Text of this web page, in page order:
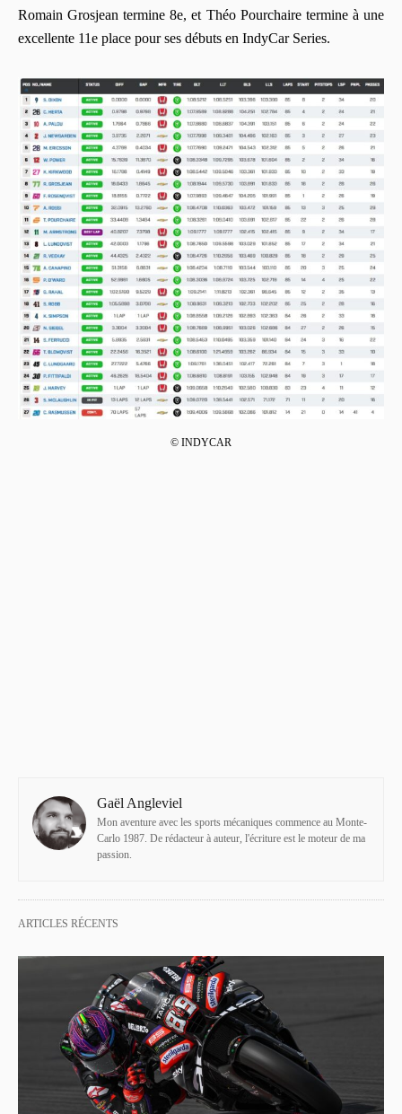
Romain Grosjean termine 8e, et Théo Pourchaire termine à une
excellente 11e place pour ses débuts en IndyCar Series.
© INDYCAR
Gaël Angleviel
Mon aventure avec les sports mécaniques commence au Monte-
Carlo 1987. De rédacteur à auteur, l'écriture est le moteur de ma
passion.
ARTICLES RÉCENTS